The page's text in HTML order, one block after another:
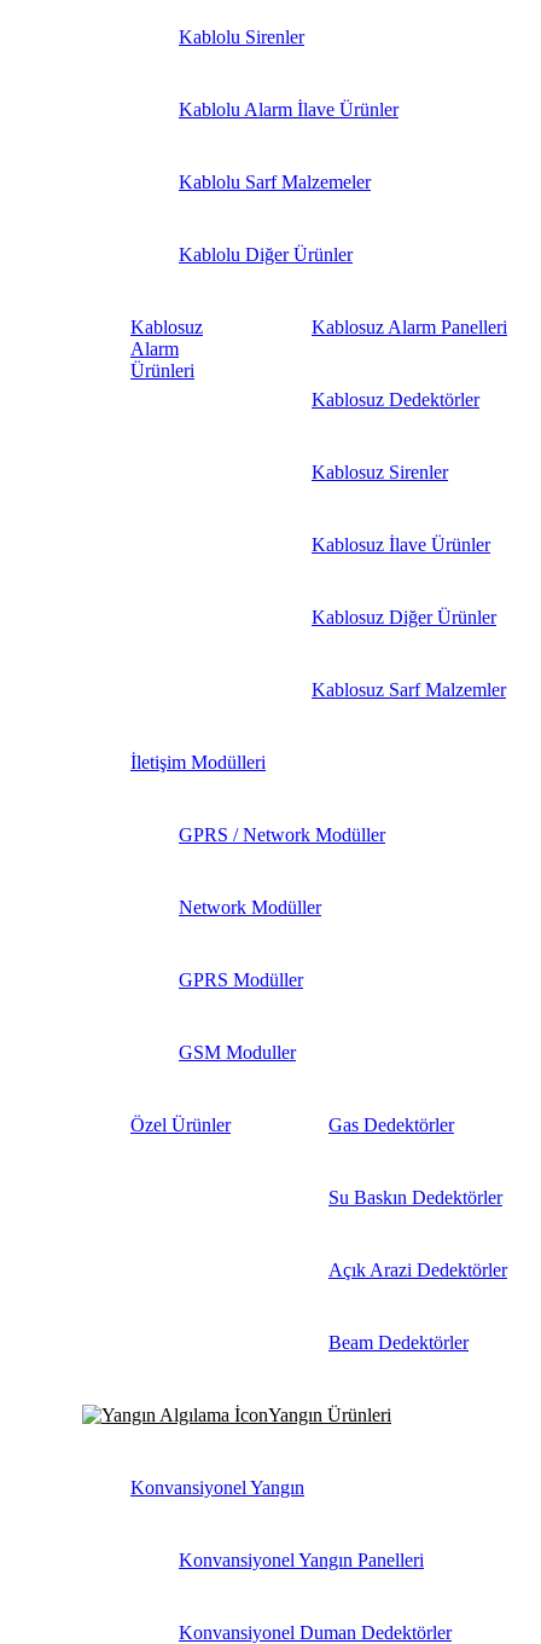
Kablolu Sirenler
Kablolu Alarm İlave Ürünler
Kablolu Sarf Malzemeler
Kablolu Diğer Ürünler
Kablosuz
Alarm
Ürünleri
Kablosuz Alarm Panelleri
Kablosuz Dedektörler
Kablosuz Sirenler
Kablosuz İlave Ürünler
Kablosuz Diğer Ürünler
Kablosuz Sarf Malzemler
İletişim Modülleri
GPRS / Network Modüller
Network Modüller
GPRS Modüller
GSM Moduller
Özel Ürünler Gas Dedektörler
Su Baskın Dedektörler
Açık Arazi Dedektörler
Beam Dedektörler
Yangın Ürünleri
Konvansiyonel Yangın
Konvansiyonel Yangın Panelleri
Konvansiyonel Duman Dedektörler